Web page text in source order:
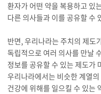
환자가 어떤 약을 복용하고 있
다른 의사들과 이를 공유할 수
반면, 우리나라는 주치의 제도
독립적으로 여러 의사를 만날
정보를 공유할 수 있는 제도가
우리나라에서는 비슷한 계열
건강에 위해를 일으킬 수 있는